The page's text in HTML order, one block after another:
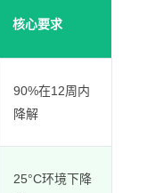
核心要求
90%在12周内
降解
25°C环境下降